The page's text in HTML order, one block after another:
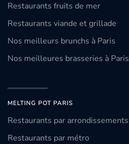
Restaurants fruits de mer
Restaurants viande et grillade
Nos meilleurs brunchs à Paris
Nos meilleures brasseries à Paris
MELTING POT PARIS
Restaurants par arrondissements
Restaurants par métro